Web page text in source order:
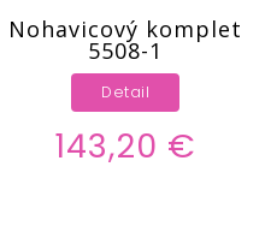
Nohavicový komplet
5508-1
143,20 €
Detail